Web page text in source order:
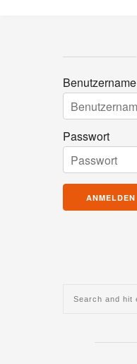
Benutzername
Passwort